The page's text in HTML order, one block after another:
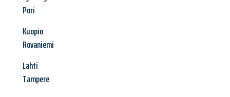
Pori
Kuopio
Rovaniemi
Lahti
Tampere